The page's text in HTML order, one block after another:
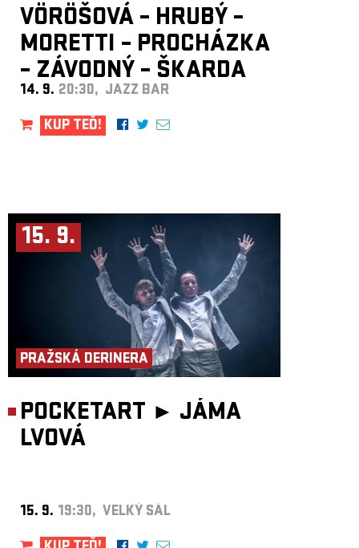
VÖRÖŠOVÁ – HRUBÝ –
MORETTI – PROCHÁZKA
– ZÁVODNÝ – ŠKARDA
14. 9. 20:30, JAZZ BAR
KUP TEĎ!
15. 9.
PRAŽSKÁ DERINERA
POCKETART ► JÁMA
LVOVÁ
15. 9. 19:30, VELKÝ SÁL